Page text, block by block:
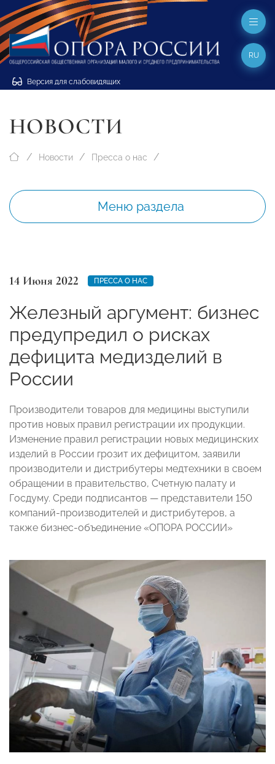
Версия для слабовидящих
RU
НОВОСТИ
Новости Пресса о нас
Меню раздела
14 Июня 2022 ПРЕССА О НАС
Железный аргумент: бизнес
предупредил о рисках
дефицита медизделий в
России
Производители товаров для медицины выступили
против новых правил регистрации их продукции.
Изменение правил регистрации новых медицинских
изделий в России грозит их дефицитом, заявили
производители и дистрибутеры медтехники в своем
обращении в правительство, Счетную палату и
Госдуму. Среди подписантов — представители 150
компаний-производителей и дистрибутеров, а
также бизнес-объединение «ОПОРА РОССИИ»